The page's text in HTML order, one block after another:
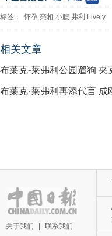
标签： 怀孕 亮相 小腹 弗利 Lively
相关文章
布莱克-莱弗利公园遛狗 夹
布莱克·莱弗利再添代言 成
关于我们 联系我们